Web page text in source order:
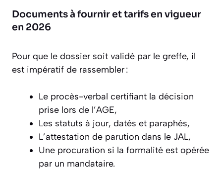
Documents à fournir et tarifs en vigueur
en 2026
Pour que le dossier soit validé par le greffe, il
est impératif de rassembler :
Le procès-verbal certifiant la décision
prise lors de l’AGE,
Les statuts à jour, datés et paraphés,
L’attestation de parution dans le JAL,
Une procuration si la formalité est opérée
par un mandataire.